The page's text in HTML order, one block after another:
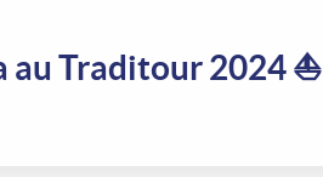
au Traditour 2024 ⛵️